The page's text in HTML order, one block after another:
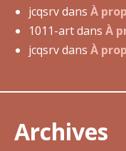
jcqsrvdans À
1011-artdans À
jcqsrvdans À
Archives